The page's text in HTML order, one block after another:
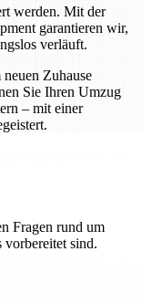
werden. Mit der
garantieren wir,
verläuft.
Zuhause
Sie Ihren Umzug
– mit einer
Fragen rund um
vorbereitet sind.